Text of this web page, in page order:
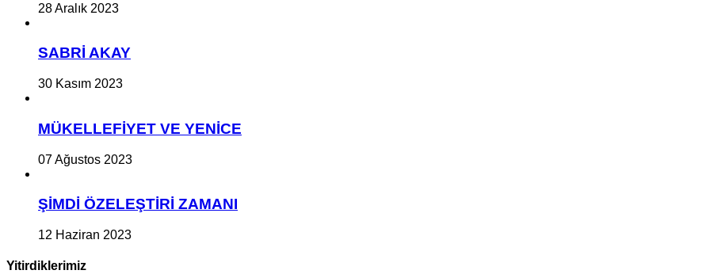
28 Aralık 2023
SABRİ AKAY
30 Kasım 2023
MÜKELLEFİYET VE YENİCE
07 Ağustos 2023
ŞİMDİ ÖZELEŞTİRİ ZAMANI
12 Haziran 2023
Yitirdiklerimiz